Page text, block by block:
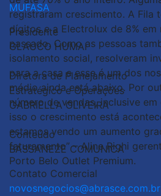
MUFASA
Presidente
GLAUCO HUMAI
Diretora de Planejamento
Estratégico e Operações
GABRIELLA OLIVEIRA
Conteúdo
BASSANEZE COMUNICA
Contato Comercial
novosnegocios@abrasce.com.br